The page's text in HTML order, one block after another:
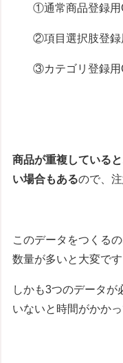
①通常商品登録用
②項目選択肢登録
③カテゴリ登録用
商品が重複している
い場合もあるので、
このデータをつくる
数量が多いと大変です
しかも3つのデータが
いないと時間がかか